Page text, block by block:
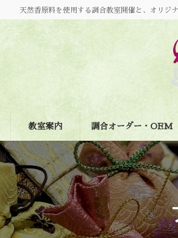
天然香原料を使用する調合教室開催と、オリジ
教室案内 調合オーダー・OEM